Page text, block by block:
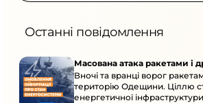
Останні повідомлення
Масована атака ракетами і
Вночі та вранці ворог
територію Одещини. Ціллю
енергетичної